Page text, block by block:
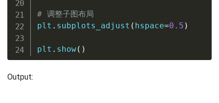
# 调整子图布局
plt . subplots_adjust ( hspace=0.5 )
plt . show( )
Output: